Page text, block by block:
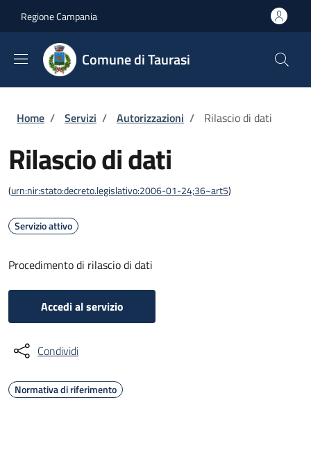
Regione Campania
Comune di Taurasi
Briciole di pane
Home / Servizi / Autorizzazioni / Rilascio di dati
Rilascio di dati
(urn:nir:stato:decreto.legislativo:2006-01-24;36~art5)
Servizio attivo
Procedimento di rilascio di dati
Accedi al servizio
Condividi
Normativa di riferimento